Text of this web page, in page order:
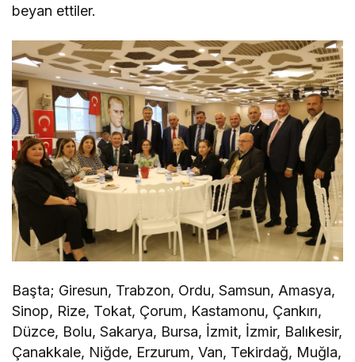
beyan ettiler.
Başta; Giresun, Trabzon, Ordu, Samsun, Amasya,
Sinop, Rize, Tokat, Çorum, Kastamonu, Çankırı,
Düzce, Bolu, Sakarya, Bursa, İzmit, İzmir, Balıkesir,
Çanakkale, Niğde, Erzurum, Van, Tekirdağ, Muğla,